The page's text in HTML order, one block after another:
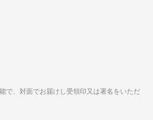
で、対面でお届けし受領印又は署名をいただ